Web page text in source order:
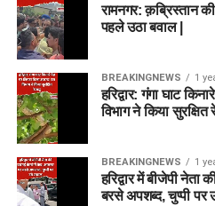
रामनगर: क़ब्रिस्तान
पहले उठा बवाल |
BREAKINGNEWS 1
हरिद्वार: गंगा घाट
विभाग ने किया सुरक्षित
BREAKINGNEWS 1
हरिद्वार में बीजेपी
बरसे अपशब्द, चुप्पी पर